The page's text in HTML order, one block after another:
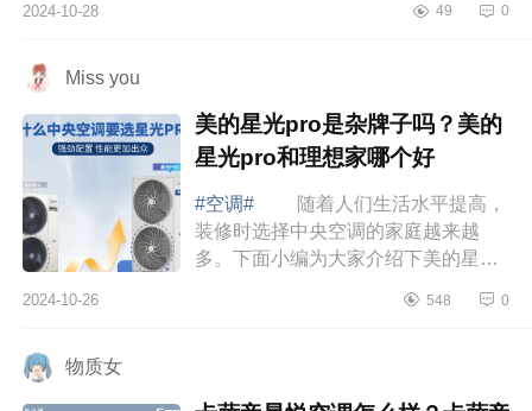
难受的，下面小编为大家介绍下
2024-10-28 49 0
Miss you
美的星光pro是杂牌子吗？美的
星光pro和理想家哪个好
#空调#
随着人们生活水平提高，
装修时选择中央空调的家庭越来越
多。下面小编为大家介绍下美的星光
家哪个好 美的星光pro是杂牌子
2024-10-26 548 0
物质女